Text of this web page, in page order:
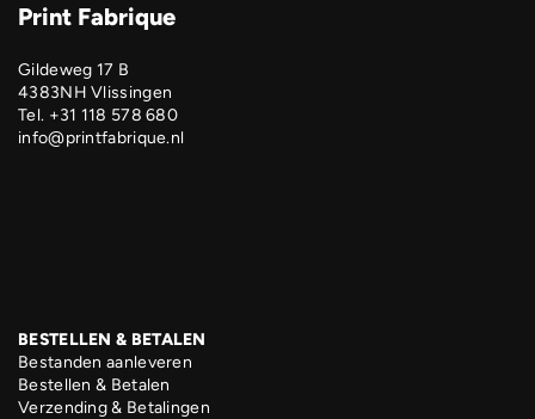
Print Fabrique
Gildeweg 17 B
4383NH Vlissingen
Tel. +31 118 578 680
info@printfabrique.nl
BESTELLEN & BETALEN
Bestanden aanleveren
Bestellen & Betalen
Verzending & Betalingen